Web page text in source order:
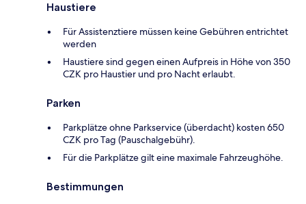
Haustiere
Für Assistenztiere müssen keine Gebühren entrichtet
werden
Haustiere sind gegen einen Aufpreis in Höhe von 350
CZK pro Haustier und pro Nacht erlaubt.
Parken
Parkplätze ohne Parkservice (überdacht) kosten 650
CZK pro Tag (Pauschalgebühr).
Für die Parkplätze gilt eine maximale Fahrzeughöhe.
Bestimmungen